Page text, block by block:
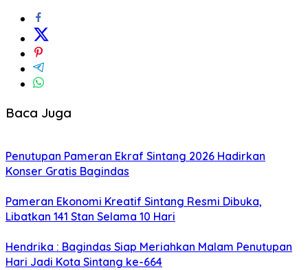
Baca Juga
Penutupan Pameran Ekraf Sintang 2026 Hadirkan
Konser Gratis Bagindas
Pameran Ekonomi Kreatif Sintang Resmi Dibuka,
Libatkan 141 Stan Selama 10 Hari
Hendrika : Bagindas Siap Meriahkan Malam Penutupan
Hari Jadi Kota Sintang ke-664